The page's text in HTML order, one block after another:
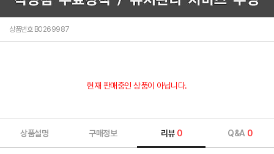
상품번호 B0269987
현재 판매중인 상품이 아닙니다.
상품설명 구매정보 리뷰 0 Q&A 0